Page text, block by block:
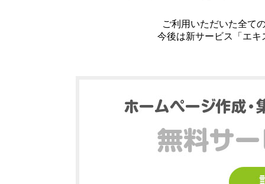
ご利用いただいた全て
今後は新サービス「エ